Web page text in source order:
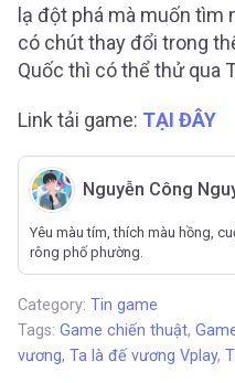
lạ đột phá mà muốn tìm
có chút thay đổi trong
Quốc thì có thể thử qua
Link tải game: TẠI ĐÂY
Nguyễn Công
Yêu màu tím, thích màu hồng,
rông phố phường.
Category: Tin game
Tags: Game chiến thuật,
vương, Ta là đế vương Vplay,